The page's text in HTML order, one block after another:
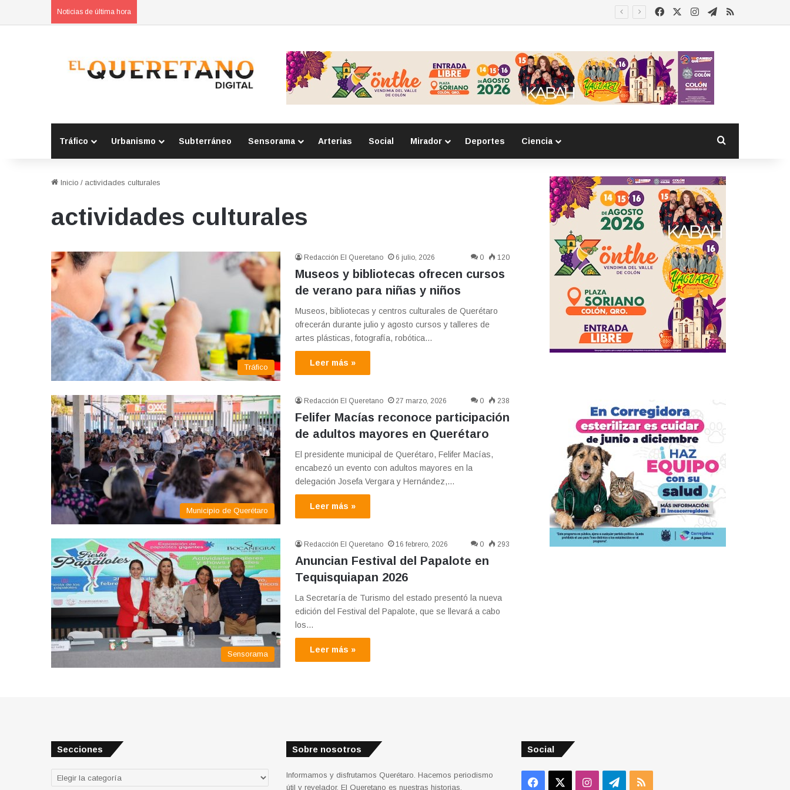
Noticias de última hora FacebookInstagram
Telegram
RSS
Tráfico Urbanismo Subterráneo Sensorama Arterias Social Mirador Deportes Ciencia
Inicio / actividades culturales
actividades culturales
Tráfico
Redacción El Queretano 6 julio, 2026 0 120
Museos y bibliotecas ofrecen cursos
de verano para niñas y niños
Museos, bibliotecas y centros culturales de Querétaro
ofrecerán durante julio y agosto cursos y talleres de
artes plásticas, fotografía, robótica…
Leer más »
Municipio de Querétaro
Redacción El Queretano 27 marzo, 2026 0 238
Felifer Macías reconoce participación
de adultos mayores en Querétaro
El presidente municipal de Querétaro, Felifer Macías,
encabezó un evento con adultos mayores en la
delegación Josefa Vergara y Hernández,…
Leer más »
Sensorama
Redacción El Queretano 16 febrero, 2026 0 293
Anuncian Festival del Papalote en
Tequisquiapan 2026
La Secretaría de Turismo del estado presentó la nueva
edición del Festival del Papalote, que se llevará a cabo
los…
Leer más »
Secciones
Secciones
Sobre nosotros
Informamos y disfrutamos Querétaro. Hacemos periodismo
útil y revelador. El Queretano es nuestras historias.
Social
Facebook InstagramTelegram
RSS